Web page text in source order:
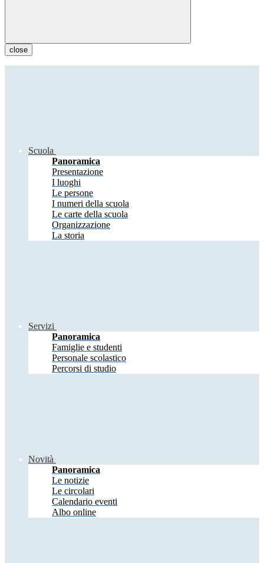
close
Scuola
Panoramica
Presentazione
I luoghi
Le persone
I numeri della scuola
Le carte della scuola
Organizzazione
La storia
Servizi
Panoramica
Famiglie e studenti
Personale scolastico
Percorsi di studio
Novità
Panoramica
Le notizie
Le circolari
Calendario eventi
Albo online